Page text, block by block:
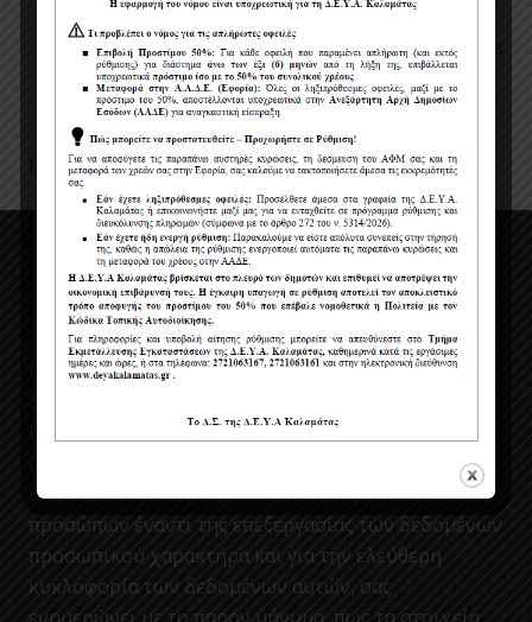
Πολιτική χρήσης cookies
Όροι χρήσης
Πολιτική Προστασίας Προσωπικών Δεδομένων
Η ΔΕΥΑΚ ενσωματώνοντας στον κανονισμο της, τις
Προστασίας Δεδομένων Προσωπικού Χαρακτήρα
(ΕΕ 2016/679) (GDPR) που έχει τεθεί σε ισχύ από
25/05/2018, για την προστασία των φυσικών
προσώπων έναντι της επεξεργασίας των δεδομένων
προσωπικού χαρακτήρα και για την ελεύθερη
κυκλοφορία των δεδομένων αυτών, σας